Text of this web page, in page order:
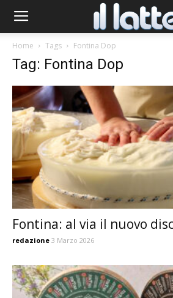
Home Tags Fontina Dop
Tag: Fontina Dop
Fontina: al via il nuovo
redazione 3 Marzo 2026